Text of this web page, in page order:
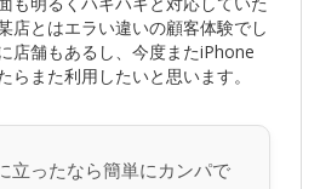
店とはエラい違いの顧客体験でし
店舗もあるし、今度またiPhone
らまた利用したいと思います。
立ったなら簡単にカンパで